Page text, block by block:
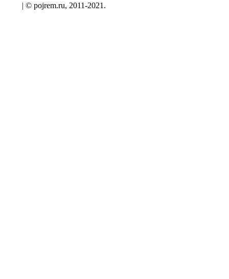
| © pojrem.ru, 2011-2021.